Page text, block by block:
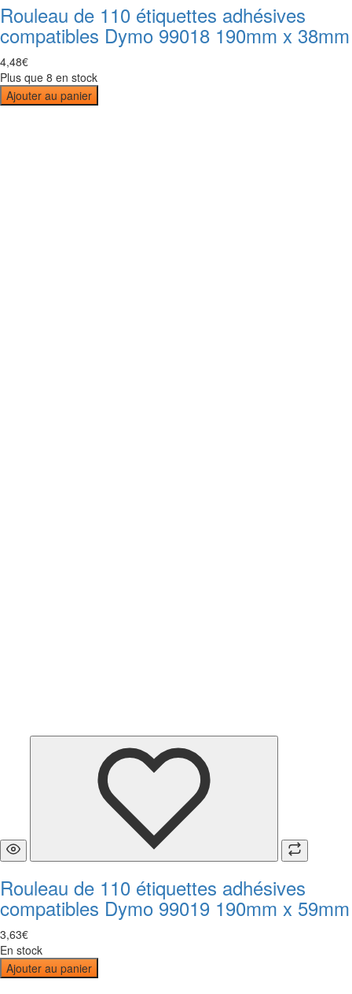
Rouleau de 110 étiquettes adhésives
compatibles Dymo 99018 190mm x 38mm
4,48€
Plus que 8 en stock
Ajouter au panier
Rouleau de 110 étiquettes adhésives
compatibles Dymo 99019 190mm x 59mm
3,63€
En stock
Ajouter au panier